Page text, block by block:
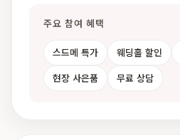
주요 참여 혜택
스드메 특가 웨딩홀 할인
현장 사은품
무료 상담